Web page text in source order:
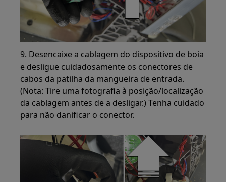
9. Desencaixe a cablagem do dispositivo de boia
e desligue cuidadosamente os conectores de
cabos da patilha da mangueira de entrada.
(Nota: Tire uma fotografia à posição/localização
da cablagem antes de a desligar.) Tenha cuidado
para não danificar o conector.